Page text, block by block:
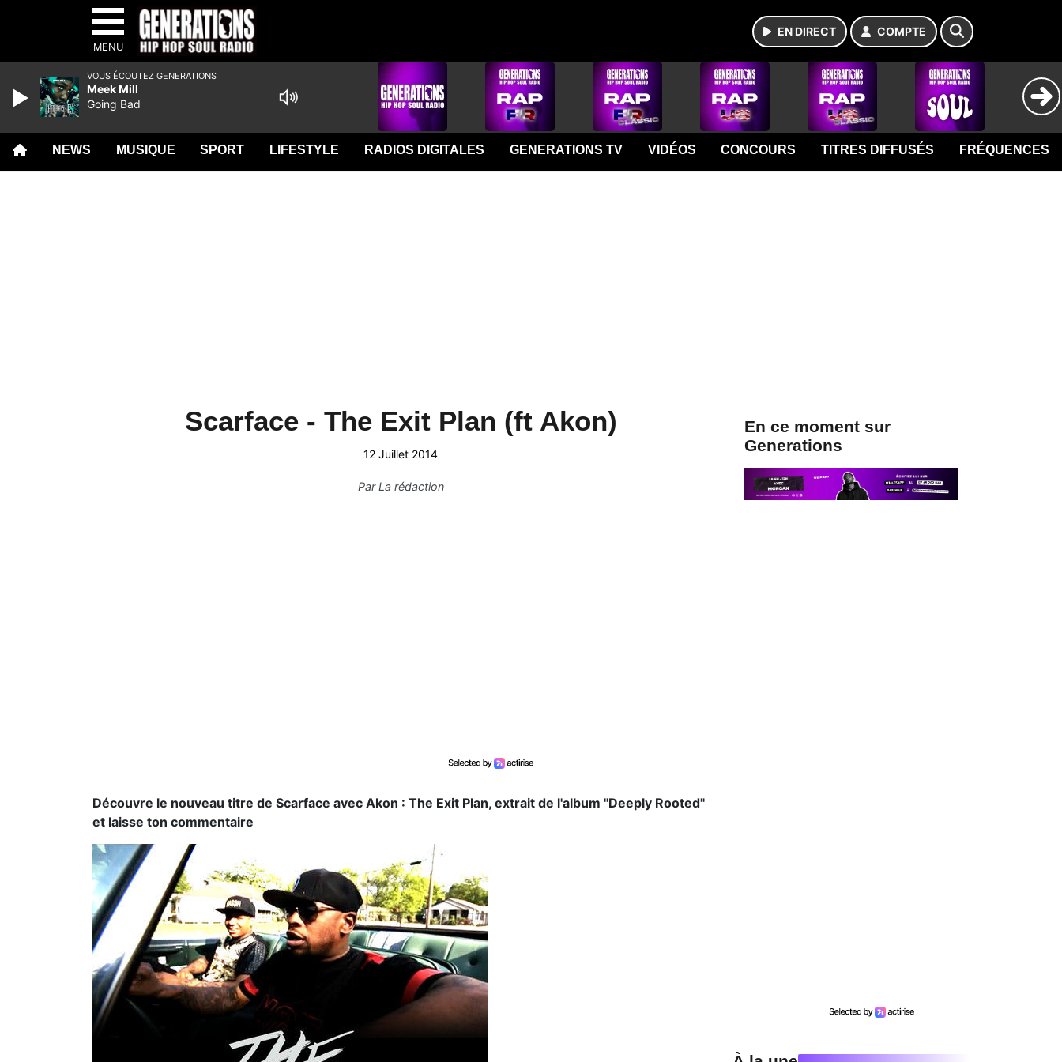
MENU
EN DIRECT COMPTE
NEWS MUSIQUE SPORT LIFESTYLE RADIOS DIGITALES GENERATIONS TV VIDÉOS CONCOURS TITRES DIFFUSÉS FRÉQUENCES
Scarface - The Exit Plan (ft Akon)
12 Juillet 2014
ParLa rédaction
Découvre le nouveau titre de Scarface avec Akon : The Exit Plan, extrait de l'album "Deeply Rooted"
et laisse ton commentaire
En ce moment sur
Generations
VOUS ÉCOUTEZ GENERATIONS
Meek Mill
Going Bad